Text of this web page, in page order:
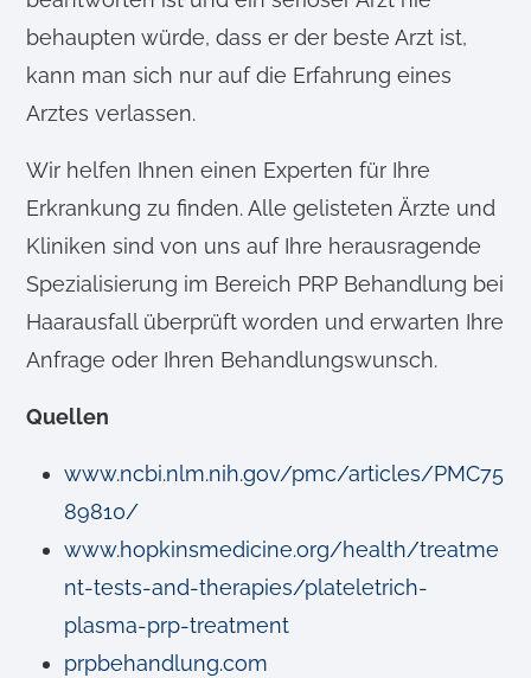
behaupten würde, dass er der beste Arzt ist,
kann man sich nur auf die Erfahrung eines
Arztes verlassen.
Wir helfen Ihnen einen Experten für Ihre
Erkrankung zu finden. Alle gelisteten Ärzte und
Kliniken sind von uns auf Ihre herausragende
Spezialisierung im Bereich PRP Behandlung bei
Haarausfall überprüft worden und erwarten Ihre
Anfrage oder Ihren Behandlungswunsch.
Quellen
www.ncbi.nlm.nih.gov/pmc/articles/PMC75
89810/
www.hopkinsmedicine.org/health/treatme
nt-tests-and-therapies/plateletrich-
plasma-prp-treatment
prpbehandlung.com